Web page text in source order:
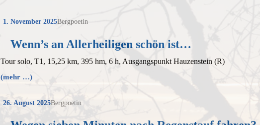
1. November 2025Bergpoetin
Wenn’s an Allerheiligen schön ist…
Tour solo, T1, 15,25 km, 395 hm, 6 h, Ausgangspunkt Hauzenstein (R)
(mehr …)
26. August 2025Bergpoetin